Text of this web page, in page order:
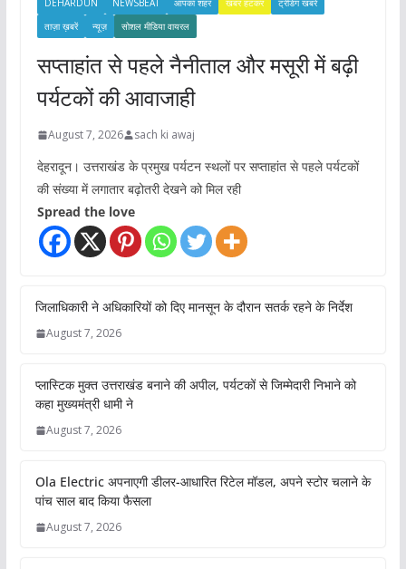
DEHARDUN NEWSBEAT आपका शहर खबर हटकर
ट्रेंडिंग खबरें
ताज़ा ख़बरें
न्यूज़ सोशल मीडिया वायरल
सप्ताहांत से पहले नैनीताल और मसूरी में बढ़ी
पर्यटकों की आवाजाही
August 7, 2026 sach ki awaj
देहरादून। उत्तराखंड के प्रमुख पर्यटन स्थलों पर सप्ताहांत से पहले पर्यटकों
की संख्या में लगातार बढ़ोतरी देखने को मिल रही
Spread the love
जिलाधिकारी ने अधिकारियों को दिए मानसून के दौरान सतर्क रहने के निर्देश
August 7, 2026
प्लास्टिक मुक्त उत्तराखंड बनाने की अपील, पर्यटकों से जिम्मेदारी निभाने को
कहा मुख्यमंत्री धामी ने
August 7, 2026
Ola Electric अपनाएगी डीलर-आधारित रिटेल मॉडल, अपने स्टोर चलाने के
पांच साल बाद किया फैसला
August 7, 2026